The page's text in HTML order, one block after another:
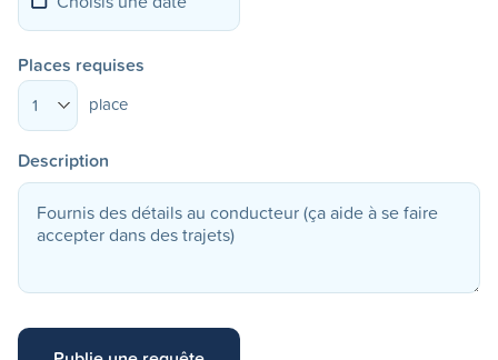
Places requises
1 place
Description